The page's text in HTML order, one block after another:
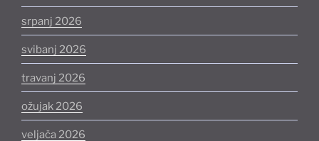
srpanj 2026
svibanj 2026
travanj 2026
ožujak 2026
veljača 2026